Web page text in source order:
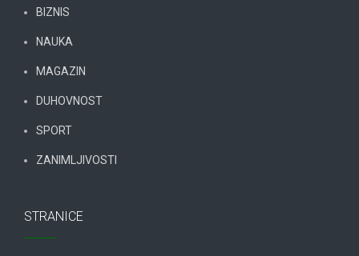
BIZNIS
NAUKA
MAGAZIN
DUHOVNOST
SPORT
ZANIMLJIVOSTI
STRANICE